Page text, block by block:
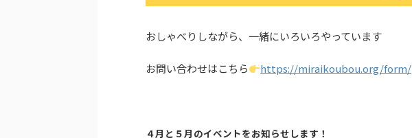
おしゃべりしながら、一緒にいろいろやっています
お問い合わせはこちら https://miraikoubou.org/form/
４月と５月のイベントをお知らせします！